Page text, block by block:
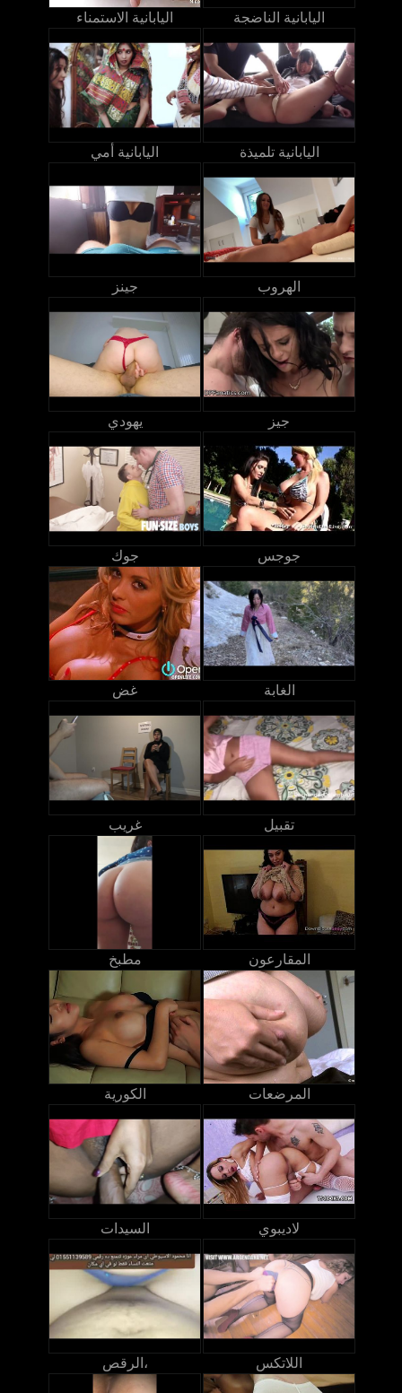
اليابانية الاستمناء اليابانية الناضجة
اليابانية أمي اليابانية تلميذة
جينز الهروب
يهودي جيز
جوك جوجس
غض الغابة
غريب تقبيل
مطبخ المقارعون
الكورية المرضعات
السيدات لاديبوي
الرقص، اللاتكس